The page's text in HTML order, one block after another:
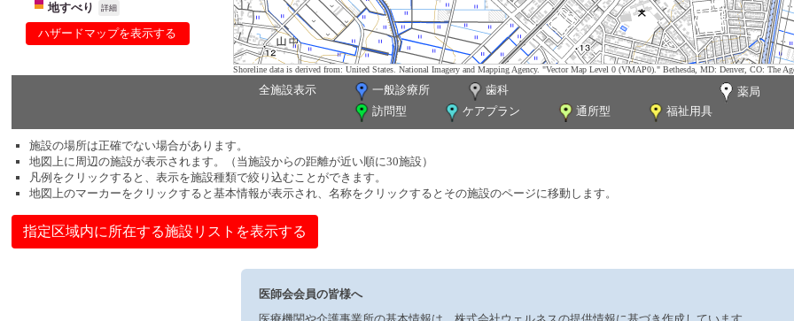
地すべり 詳細
ハザードマップを表示する
Shoreline data is derived from: United States. National Imagery and Mapping Agency. "Vector Map Level 0 (VMAP0)." Bethesda, MD: Denver, CO: The
全施設表示 一般診療所 歯科
薬局
訪問型
ケアプラン 通所型 福祉用具
施設の場所は正確でない場合があります。
地図上に周辺の施設が表示されます。（当施設からの距離が近い順に30施設）
凡例をクリックすると、表示を施設種類で絞り込むことができます。
地図上のマーカーをクリックすると基本情報が表示され、名称をクリックするとその施設のページに移動します。
指定区域内に所在する施設リストを表示する
医師会会員の皆様へ